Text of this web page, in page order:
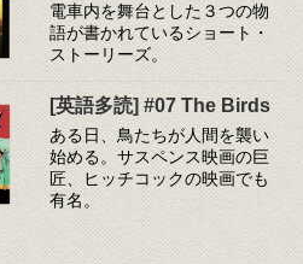
電車内を舞台とした３つの物
語が書かれているショート・
ストーリーズ。
[英語多読] #07 The Birds
ある日、鳥たちが人間を襲い
始める。サスペンス映画の巨
匠、ヒッチコックの映画でも
有名。